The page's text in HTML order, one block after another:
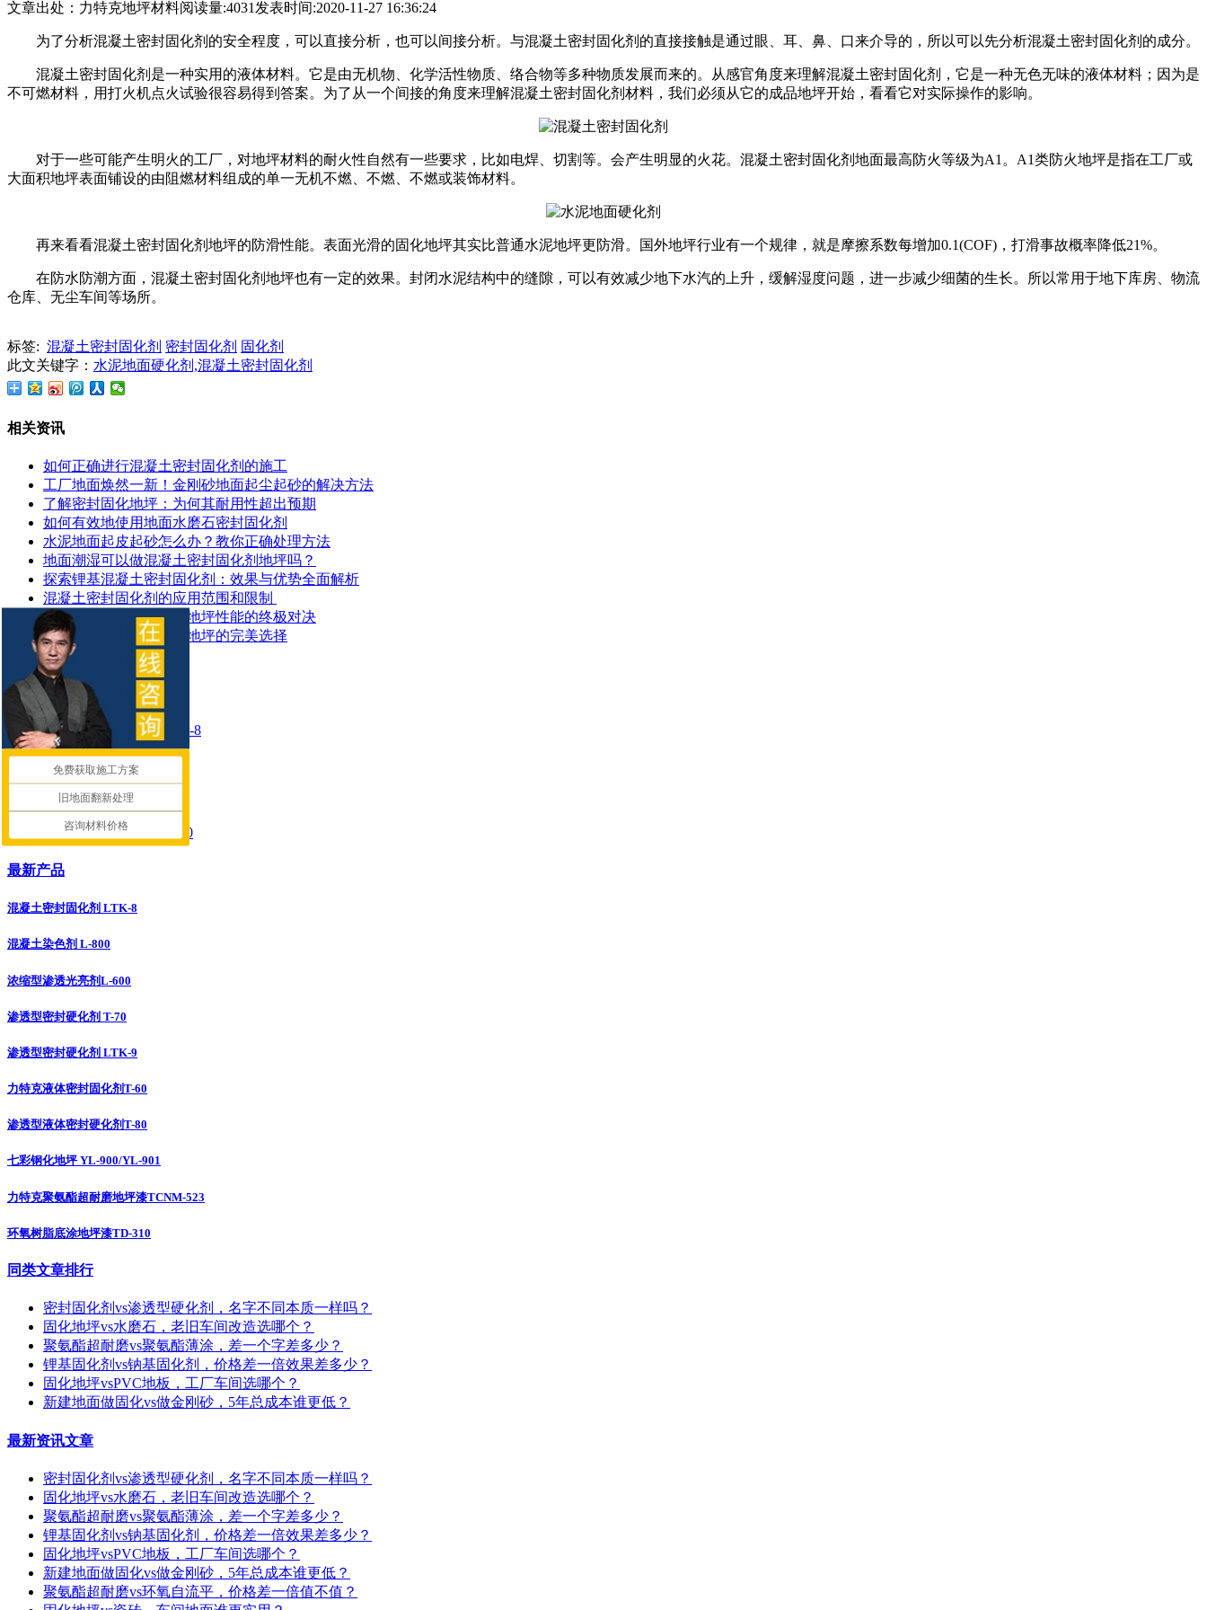
文章出处：力特克地坪材料阅读量:4031 发表时间:2020-11-27 16:36:24
为了分析混凝土密封固化剂的安全程度，可以直接分析，也可以间接分析。与混凝土密封固化剂的直接接触是通过眼、耳、鼻、口来介导的，所以可以先分析混凝土密封固化剂的成分。
混凝土密封固化剂是一种实用的液体材料。它是由无机物、化学活性物质、络合物等多种物质发展而来的。从感官角度来理解混凝土密封固化剂，它是一种无色无味的液体材料；因为是
不可燃材料，用打火机点火试验很容易得到答案。为了从一个间接的角度来理解混凝土密封固化剂材料，我们必须从它的成品地坪开始，看看它对实际操作的影响。
对于一些可能产生明火的工厂，对地坪材料的耐火性自然有一些要求，比如电焊、切割等。会产生明显的火花。混凝土密封固化剂地面最高防火等级为A1。A1类防火地坪是指在工厂或
大面积地坪表面铺设的由阻燃材料组成的单一无机不燃、不燃、不燃或装饰材料。
再来看看混凝土密封固化剂地坪的防滑性能。表面光滑的固化地坪其实比普通水泥地坪更防滑。国外地坪行业有一个规律，就是摩擦系数每增加0.1(COF)，打滑事故概率降低21%。
在防水防潮方面，混凝土密封固化剂地坪也有一定的效果。封闭水泥结构中的缝隙，可以有效减少地下水汽的上升，缓解湿度问题，进一步减少细菌的生长。所以常用于地下库房、物流
仓库、无尘车间等场所。
标签: 混凝土密封固化剂 密封固化剂 固化剂
此文关键字： 水泥地面硬化剂,混凝土密封固化剂
相关资讯
如何正确进行混凝土密封固化剂的施工
工厂地面焕然一新！金刚砂地面起尘起砂的解决方法
了解密封固化地坪：为何其耐用性超出预期
如何有效地使用地面水磨石密封固化剂
水泥地面起皮起砂怎么办？教你正确处理方法
地面潮湿可以做混凝土密封固化剂地坪吗？
探索锂基混凝土密封固化剂：效果与优势全面解析
​混凝土密封固化剂的应用范围和限制 ​
混凝土染色地坪与环氧地坪性能的终极对决
让停车场更耐用：固化地坪的完美选择
推荐产品
混凝土密封固化剂 LTK-8
混凝土染色剂 L-800
浓缩型渗透光亮剂L-600
最新产品
混凝土密封固化剂 LTK-8
混凝土染色剂 L-800
浓缩型渗透光亮剂L-600
渗透型密封硬化剂 T-70
渗透型密封硬化剂 LTK-9
力特克液体密封固化剂T-60
渗透型液体密封硬化剂T-80
七彩钢化地坪 YL-900/YL-901
力特克聚氨酯超耐磨地坪漆TCNM-523
环氧树脂底涂地坪漆TD-310
同类文章排行
密封固化剂vs渗透型硬化剂，名字不同本质一样吗？
固化地坪vs水磨石，老旧车间改造选哪个？
聚氨酯超耐磨vs聚氨酯薄涂，差一个字差多少？
锂基固化剂vs钠基固化剂，价格差一倍效果差多少？
固化地坪vsPVC地板，工厂车间选哪个？
新建地面做固化vs做金刚砂，5年总成本谁更低？
最新资讯文章
密封固化剂vs渗透型硬化剂，名字不同本质一样吗？
固化地坪vs水磨石，老旧车间改造选哪个？
聚氨酯超耐磨vs聚氨酯薄涂，差一个字差多少？
锂基固化剂vs钠基固化剂，价格差一倍效果差多少？
固化地坪vsPVC地板，工厂车间选哪个？
新建地面做固化vs做金刚砂，5年总成本谁更低？
聚氨酯超耐磨vs环氧自流平，价格差一倍值不值？
免费获取施工方案
旧地面翻新处理
咨询材料价格